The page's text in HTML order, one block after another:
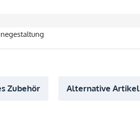
Zubehör Alternative Artikel